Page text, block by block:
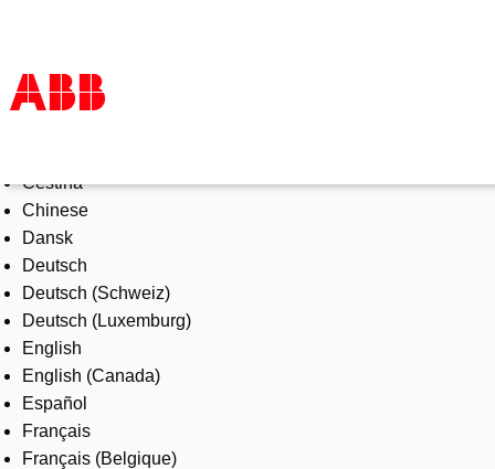
Products & Solutions
Industries
Services
About us
Where to buy
Contact us
Careers
Čeština
Chinese
Dansk
Deutsch
Deutsch (Schweiz)
Deutsch (Luxemburg)
English
English (Canada)
Español
Français
Français (Belgique)